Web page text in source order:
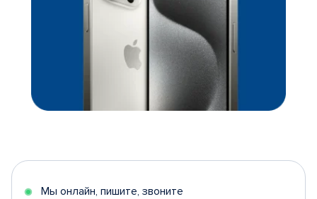
Мы онлайн, пишите, звоните